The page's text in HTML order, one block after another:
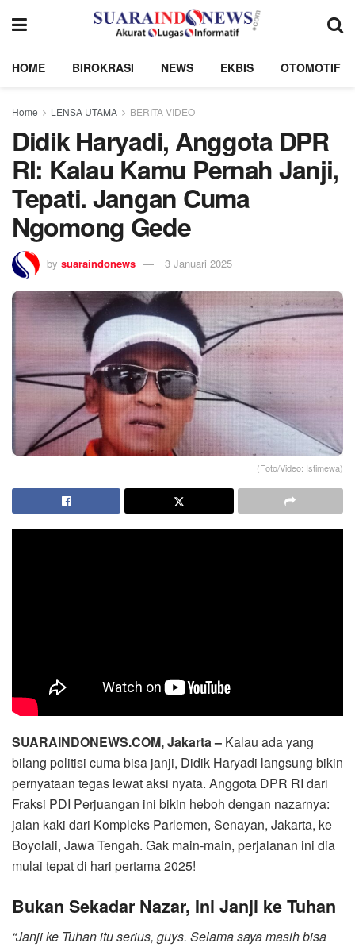
HOME BIROKRASI NEWS EKBIS OTOMOTIF
Home LENSA UTAMA BERITA VIDEO
Didik Haryadi, Anggota DPR
RI: Kalau Kamu Pernah Janji,
Tepati. Jangan Cuma
Ngomong Gede
by suaraindonews 3 Januari 2025
(Foto/Video: Istimewa)
SUARAINDONEWS.COM, Jakarta – Kalau ada yang
bilang politisi cuma bisa janji, Didik Haryadi langsung bikin
pernyataan tegas lewat aksi nyata. Anggota DPR RI dari
Fraksi PDI Perjuangan ini bikin heboh dengan nazarnya:
jalan kaki dari Kompleks Parlemen, Senayan, Jakarta, ke
Boyolali, Jawa Tengah. Gak main-main, perjalanan ini dia
mulai tepat di hari pertama 2025!
Bukan Sekadar Nazar, Ini Janji ke Tuhan
“Janji ke Tuhan itu serius, guys. Selama saya masih bisa